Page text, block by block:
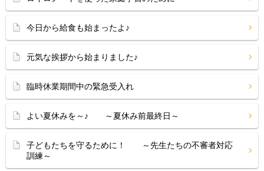
今日から給食も始まったよ♪
元気な挨拶から始まりました♪
臨時休業期間中の緊急受入れ
よい夏休みを～♪ ～夏休み前最終日～
子どもたちを守るために！ ～先生たちの不審者対応
訓練～